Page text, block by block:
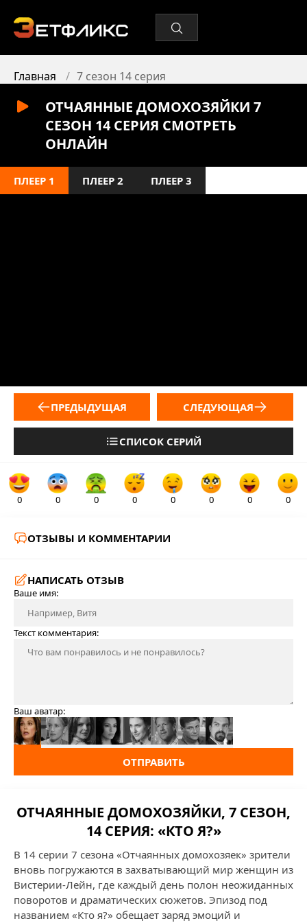
Главная 7 сезон 14 серия
ОТЧАЯННЫЕ ДОМОХОЗЯЙКИ 7
СЕЗОН 14 СЕРИЯ СМОТРЕТЬ
ОНЛАЙН
ПЛЕЕР 1 ПЛЕЕР 2 ПЛЕЕР 3
ПРЕДЫДУЩАЯ
СПИСОК СЕРИЙ
СЛЕДУЮЩАЯ
0 0 0 0 0 0 0 0
ОТЗЫВЫ И КОММЕНТАРИИ
НАПИСАТЬ ОТЗЫВ
Ваше имя:
Текст комментария:
Ваш аватар:
ОТПРАВИТЬ
ОТЧАЯННЫЕ ДОМОХОЗЯЙКИ, 7 СЕЗОН,
14 СЕРИЯ: «КТО Я?»
В 14 серии 7 сезона «Отчаянных домохозяек» зрители
вновь погружаются в захватывающий мир женщин из
Вистерии-Лейн, где каждый день полон неожиданных
поворотов и драматических сюжетов. Эпизод под
названием «Кто я?» обещает заряд эмоций и